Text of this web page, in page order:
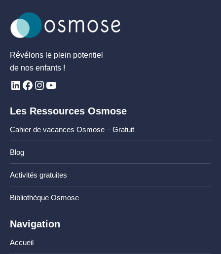
Révélons le plein potentiel
de nos enfants !
Les Ressources Osmose
Cahier de vacances Osmose – Gratuit
Blog
Activités gratuites
Bibliothèque Osmose
Navigation
Accueil